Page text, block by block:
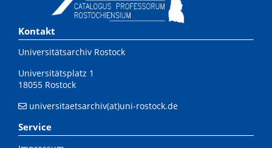
Kontakt
Universitätsarchiv Rostock
Universitätsplatz 1
18055 Rostock
universitaetsarchiv(at)uni-rostock.de
Service